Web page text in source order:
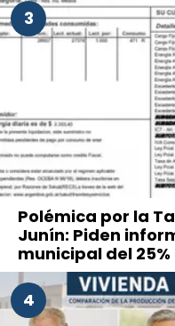
3
Polémica por la
Junín: Piden
municipal del
4